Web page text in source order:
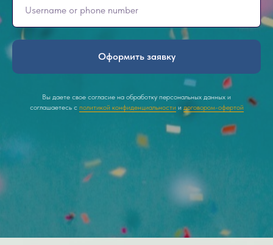
Оформить заявку
Вы даете свое согласие на обработку персональных данных и
соглашаетесь с политикой конфиденциальностии договором-офертой